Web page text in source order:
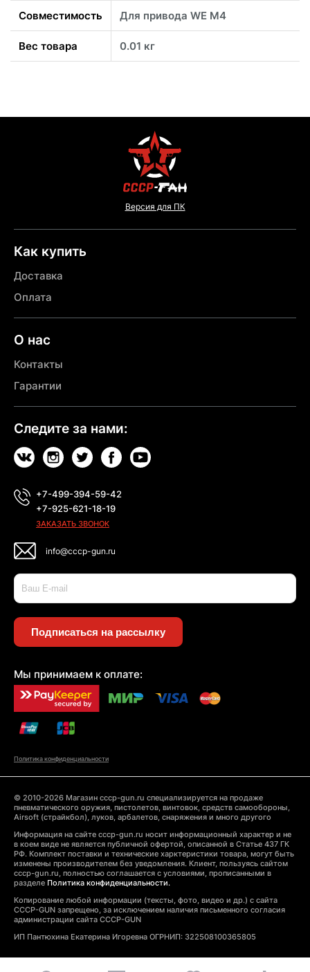
Совместимость Для привода WE M4
Вес товара 0.01 кг
Версия для ПК
Как купить
Доставка
Оплата
О нас
Контакты
Гарантии
Следите за нами:
+7-499-394-59-42
+7-925-621-18-19
ЗАКАЗАТЬ ЗВОНОК
info@cccp-gun.ru
Подписаться на рассылку
Мы принимаем к оплате:
Политика конфиденциальности
© 2010-2026 Магазин cccp-gun.ru специализируется на продаже
пневматического оружия, пистолетов, винтовок, средств самообороны,
Airsoft (страйкбол), луков, арбалетов, снаряжения и много другого
Информация на сайте cccp-gun.ru носит информационный характер и не
в коем виде не является публичной офертой, описанной в Статье 437 ГК
РФ. Комплект поставки и технические харктеристики товара, могут быть
изменены производителем без уведомления. Клиент, пользуясь сайтом
cccp-gun.ru, полностью соглашается с условиями, прописанными в
разделе Политика конфиденциальности.
Копирование любой информации (тексты, фото, видео и др.) с сайта
CCCP-GUN запрещено, за исключением наличия письменного согласия
администрации сайта CCCP-GUN
ИП Пантюхина Екатерина Игоревна ОГРНИП: 322508100365805